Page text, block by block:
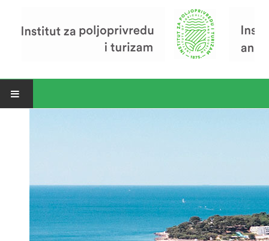
Zavod za poljoprivredu i prehranu
Zavod za ekonomiku i razvoj poljoprivrede
Zavod za turizam
Pokusno poljoprivredno imanje